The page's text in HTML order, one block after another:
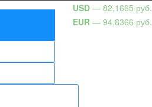
USD — 82,1665 руб.
EUR — 94,8366 руб.